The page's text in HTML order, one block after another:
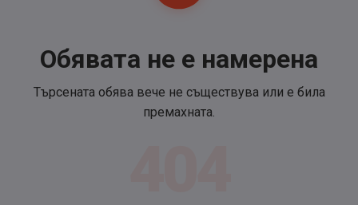
Обявата не е намерена
Търсената обява вече не съществува или е била
премахната.